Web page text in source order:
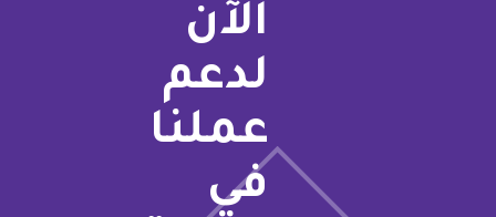
الآن
لدعم
عملنا
في